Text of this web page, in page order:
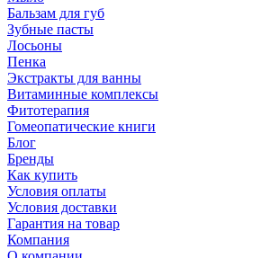
Бальзам для губ
Зубные пасты
Лосьоны
Пенка
Экстракты для ванны
Витаминные комплексы
Фитотерапия
Гомеопатические книги
Блог
Бренды
Как купить
Условия оплаты
Условия доставки
Гарантия на товар
Компания